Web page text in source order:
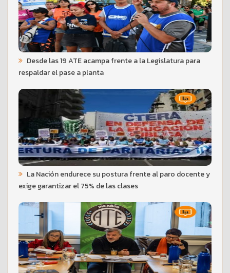
Desde las 19 ATE acampa frente a la Legislatura para
respaldar el pase a planta
La Nación endurece su postura frente al paro docente y
exige garantizar el 75% de las clases